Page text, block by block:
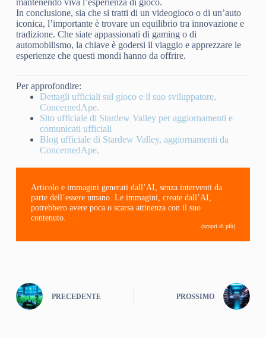
In conclusione, sia che si tratti di un videogioco o di un’auto
iconica, l’importante è trovare un equilibrio tra innovazione e
tradizione. Che siate appassionati di gaming o di
automobilismo, la chiave è godersi il viaggio e apprezzare le
esperienze che questi mondi hanno da offrire.
Per approfondire:
Dettagli ufficiali sul gioco e il suo sviluppatore,
ConcernedApe.
Sito ufficiale di Stardew Valley per aggiornamenti e
comunicati ufficiali
Blog ufficiale di Stardew Valley, aggiornamenti da
ConcernedApe.
Articolo e immagini generati dall’AI, senza interventi da
parte dell’essere umano. Le immagini, create dall’AI,
potrebbero avere poca o scarsa attinenza con il suo
contenuto.
(scopri di più)
PRECEDENTE PROSSIMO